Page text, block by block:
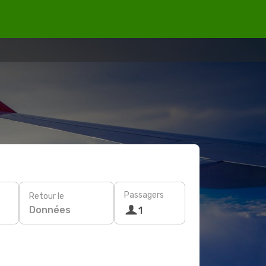
Retour le
Données
Passagers
1